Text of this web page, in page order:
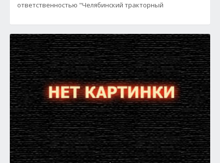
ответственностью "Челябинский тракторный